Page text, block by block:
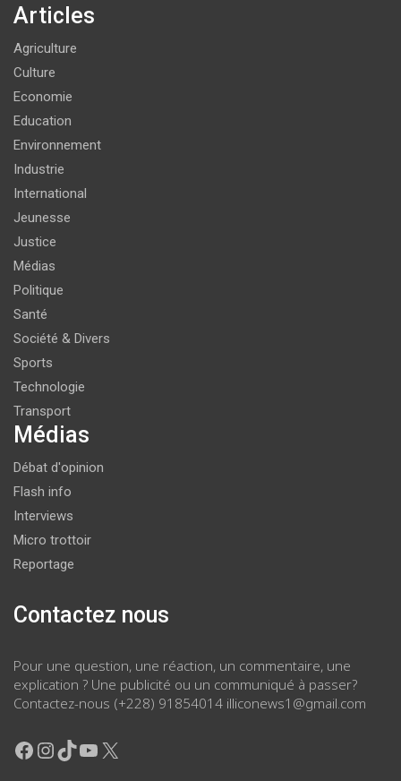
Articles
Agriculture
Culture
Economie
Education
Environnement
Industrie
International
Jeunesse
Justice
Médias
Politique
Santé
Société & Divers
Sports
Technologie
Transport
Médias
Débat d'opinion
Flash info
Interviews
Micro trottoir
Reportage
Contactez nous
Pour une question, une réaction, un commentaire, une
explication ? Une publicité ou un communiqué à passer?
Contactez-nous (+228) 91854014 illiconews1@gmail.com
Facebook
Instagram
TikTok
YouTube
X